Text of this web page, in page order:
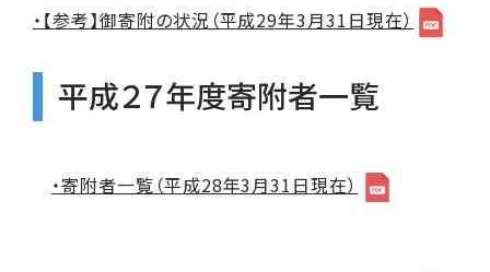
・【参考】御寄附の状況（平成29年3月31日現在）
平成２７年度寄附者一覧
・寄附者一覧（平成28年3月31日現在）